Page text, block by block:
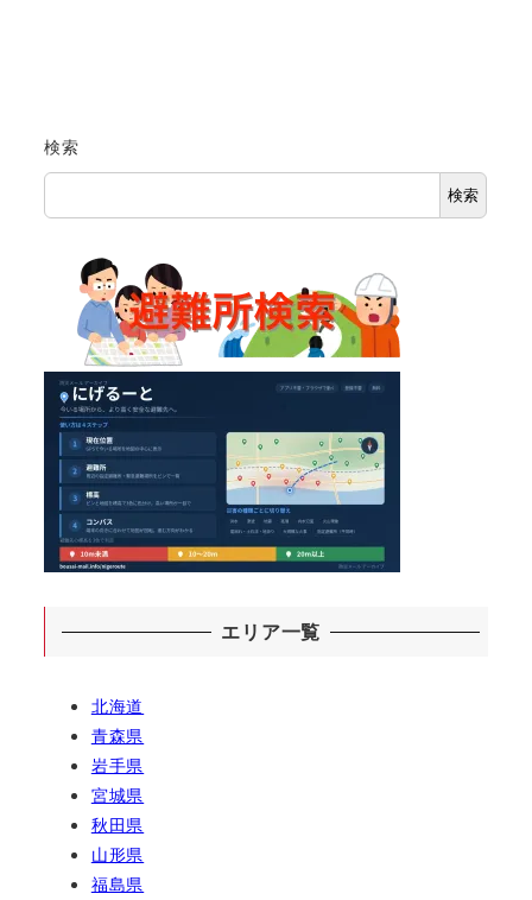
検索
検索
エリア一覧
北海道
青森県
岩手県
宮城県
秋田県
山形県
福島県